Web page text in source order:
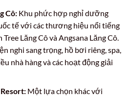
Cô:Khu phức hợp nghỉ dưỡng
tế với các thương hiệu nổi tiếng
Lăng Cô và Angsana Lăng Cô.
nghi sang trọng, hồ bơi riêng, spa,
nhà hàng và các hoạt động giải
Một lựa chọn khác với